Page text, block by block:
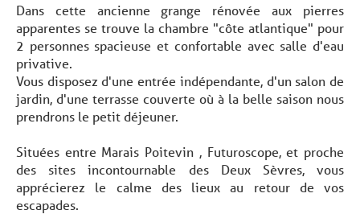
Dans cette ancienne grange rénovée aux pierres
apparentes se trouve la chambre "côte atlantique" pour
2 personnes spacieuse et confortable avec salle d'eau
privative.
Vous disposez d'une entrée indépendante, d'un salon de
jardin, d'une terrasse couverte où à la belle saison nous
prendrons le petit déjeuner.
Situées entre Marais Poitevin , Futuroscope, et proche
des sites incontournable des Deux Sèvres, vous
apprécierez le calme des lieux au retour de vos
escapades.